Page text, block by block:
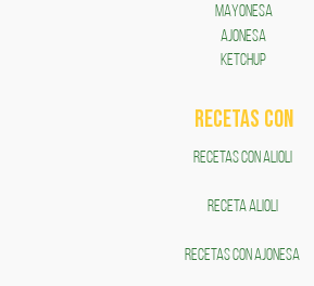
MAYONESA
AJONESA
KETCHUP
RECETAS COn
RECETAS CON ALIOLI
RECETA ALIOLI
RECETAS CON AJONESA